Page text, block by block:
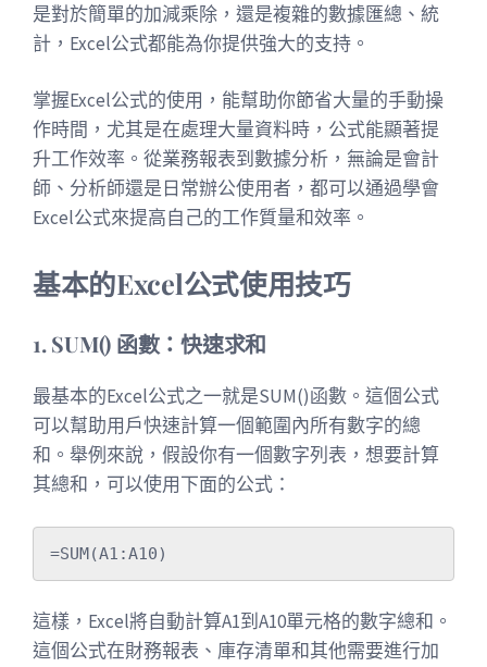
是對於簡單的加減乘除，還是複雜的數據匯總、統
計，Excel公式都能為你提供強大的支持。
掌握Excel公式的使用，能幫助你節省大量的手動操
作時間，尤其是在處理大量資料時，公式能顯著提
升工作效率。從業務報表到數據分析，無論是會計
師、分析師還是日常辦公使用者，都可以通過學會
Excel公式來提高自己的工作質量和效率。
基本的Excel公式使用技巧
1. SUM() 函數：快速求和
最基本的Excel公式之一就是SUM()函數。這個公式
可以幫助用戶快速計算一個範圍內所有數字的總
和。舉例來說，假設你有一個數字列表，想要計算
其總和，可以使用下面的公式：
這樣，Excel將自動計算A1到A10單元格的數字總和。
這個公式在財務報表、庫存清單和其他需要進行加